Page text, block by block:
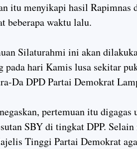
itu menyikapi hasil Rapimnas
beberapa waktu lalu.
Silaturahmi ini akan
pada hari Kamis lusa sekitar
Da DPD Partai Demokrat
pertemuan itu
SBY di tingkat DPP.
Tinggi Partai Demokrat